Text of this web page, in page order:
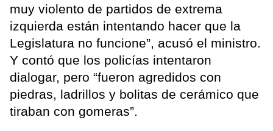
muy violento de partidos de extrema
izquierda están intentando hacer que la
Legislatura no funcione”, acusó el ministro.
Y contó que los policías intentaron
dialogar, pero “fueron agredidos con
piedras, ladrillos y bolitas de cerámico que
tiraban con gomeras”.